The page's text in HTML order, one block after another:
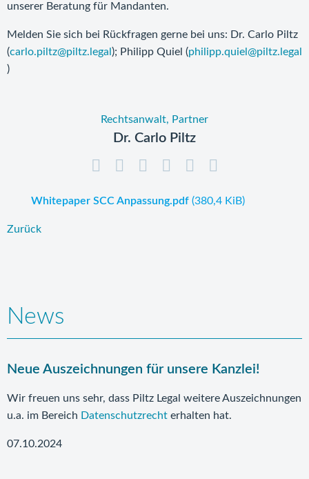
unserer Beratung für Mandanten.
Melden Sie sich bei Rückfragen gerne bei uns: Dr. Carlo Piltz
(carlo.piltz@piltz.legal ); Philipp Quiel (philipp.quiel@piltz.legal
)
Rechtsanwalt, Partner
Dr. Carlo Piltz
Whitepaper SCC Anpassung.pdf (380,4 KiB)
Zurück
News
Neue Auszeichnungen für unsere Kanzlei!
Wir freuen uns sehr, dass Piltz Legal weitere Auszeichnungen
u.a. im Bereich Datenschutzrecht erhalten hat.
07.10.2024